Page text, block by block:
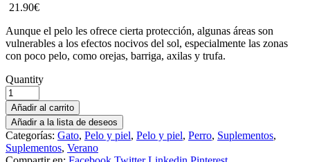
21.90€
Aunque el pelo les ofrece cierta protección, algunas áreas son
vulnerables a los efectos nocivos del sol, especialmente las zonas
con poco pelo, como orejas, barriga, axilas y trufa.
Quantity
Añadir al carrito
Añadir a la lista de deseos
Categorías: Gato, Pelo y piel, Pelo y piel, Perro, Suplementos,
Suplementos, Verano